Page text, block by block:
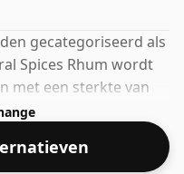
gecategoriseerd als
Spices Rhum wordt
met een sterkte van